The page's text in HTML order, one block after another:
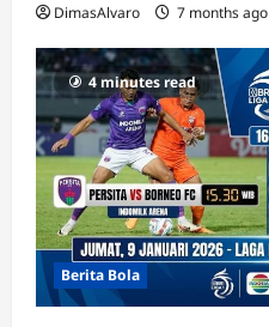
DimasAlvaro 7 months ago
4 minutes read
Berita Bola